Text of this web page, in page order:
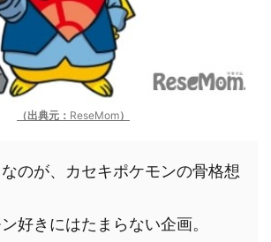
（出典元： ReseMom）
のが、カセキポケモンの骨格想
好きにはたまらない企画。